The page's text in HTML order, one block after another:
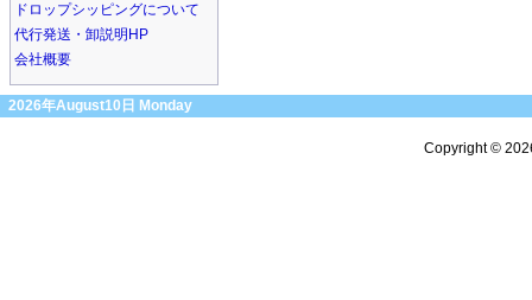
ドロップシッピングについて
代行発送・卸説明HP
会社概要
2026年August10日 Monday
Copyright ©